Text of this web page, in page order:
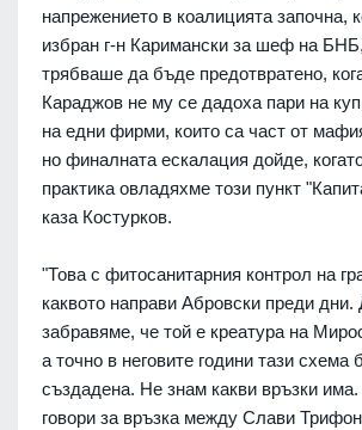
напрежението в коалицията започна,
избран г-н Каримански за шеф на
трябваше да бъде предотвратено,
Караджов не му се дадоха пари на
на едни фирми, които са част от
но финалната ескалация дойде,
практика овладяхме този пункт
каза Костурков.
"Това с фитосанитарния контрол на
каквото направи Абровски преди дни.
забравяме, че той е креатура на
а точно в неговите години тази схема
създадена. Не знам какви връзки
говори за връзка между Слави